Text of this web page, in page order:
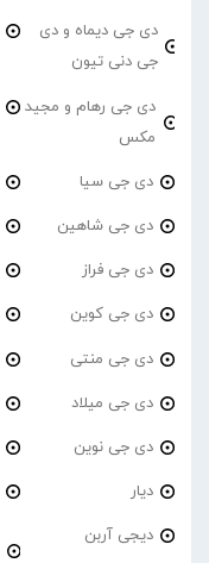
دی جی دیماه و دی
جی دنی تیون
دی جی رهام و مجید
مکس
دی جی سیا
دی جی شاهین
دی جی فراز
دی جی کوین
دی جی منتی
دی جی میلاد
دی جی نوین
دیار
دیجی آربن